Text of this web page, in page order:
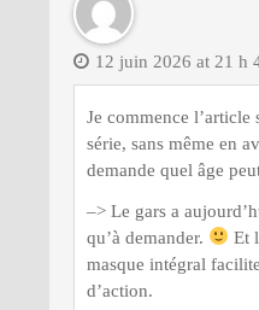
12 juin 2026 at 21 h
Je commence l’article
série, sans même en
demande quel âge
–> Le gars a
qu’à demander.
Et
masque intégral
d’action.